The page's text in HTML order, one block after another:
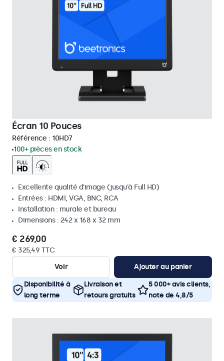
Écran 10 Pouces
Référence : 10HD7
100+ pièces en stock
Excellente qualité d'image (jusqu'à Full HD)
Entrées : HDMI, VGA, BNC, RCA
Installation : murale et bureau
Dimensions : 242 x 168 x 32 mm
€ 269,00
€ 325,49 TTC
Voir
Ajouter au panier
Disponibilité à
long terme
Livraison et
retours gratuits
5 000+ avis clients,
note de 4,8/5